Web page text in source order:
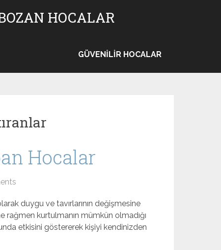
HOCALAR
GÜVENILIR HOCALAR
Hocalar
duygu ve tavırlarının değişmesine
rağmen kurtulmanın mümkün olmadığı
etkisini göstererek kişiyi kendinizden